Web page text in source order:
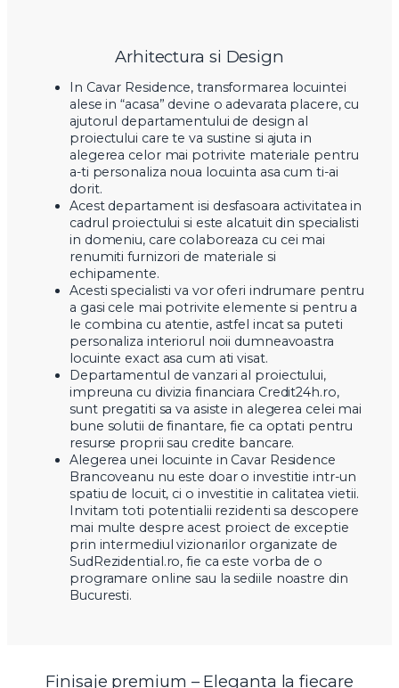
Arhitectura si Design
In Cavar Residence, transformarea locuintei
alese in “acasa” devine o adevarata placere, cu
ajutorul departamentului de design al
proiectului care te va sustine si ajuta in
alegerea celor mai potrivite materiale pentru
a-ti personaliza noua locuinta asa cum ti-ai
dorit.
Acest departament isi desfasoara activitatea in
cadrul proiectului si este alcatuit din specialisti
in domeniu, care colaboreaza cu cei mai
renumiti furnizori de materiale si
echipamente.
Acesti specialisti va vor oferi indrumare pentru
a gasi cele mai potrivite elemente si pentru a
le combina cu atentie, astfel incat sa puteti
personaliza interiorul noii dumneavoastra
locuinte exact asa cum ati visat.
Departamentul de vanzari al proiectului,
impreuna cu divizia financiara Credit24h.ro,
sunt pregatiti sa va asiste in alegerea celei mai
bune solutii de finantare, fie ca optati pentru
resurse proprii sau credite bancare.
Alegerea unei locuinte in Cavar Residence
Brancoveanu nu este doar o investitie intr-un
spatiu de locuit, ci o investitie in calitatea vietii.
Invitam toti potentialii rezidenti sa descopere
mai multe despre acest proiect de exceptie
prin intermediul vizionarilor organizate de
SudRezidential.ro, fie ca este vorba de o
programare online sau la sediile noastre din
Bucuresti.
Finisaje premium – Eleganta la fiecare